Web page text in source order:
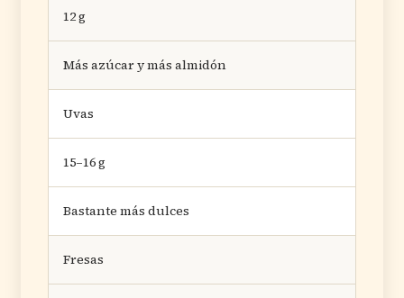
12 g
Más azúcar y más almidón
Uvas
15–16 g
Bastante más dulces
Fresas